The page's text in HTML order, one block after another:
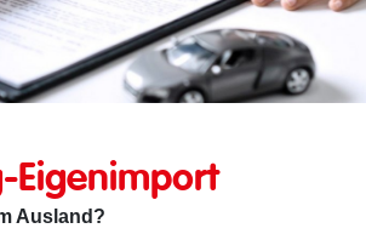
Eigenimport
Ausland?